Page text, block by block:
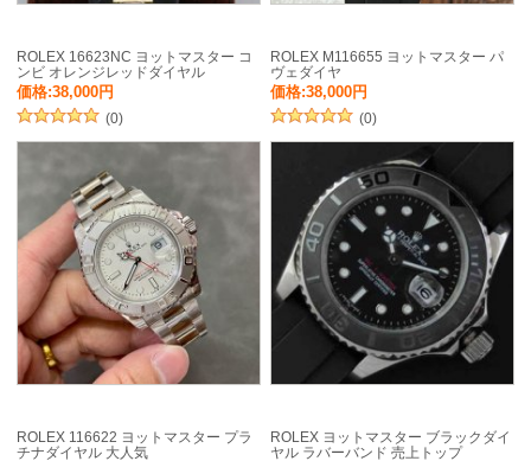
ROLEX 16623NC ヨットマスター コ
ンビ オレンジレッドダイヤル
価格:38,000円
(0)
ROLEX M116655 ヨットマスター パ
ヴェダイヤ
価格:38,000円
(0)
ROLEX 116622 ヨットマスター プラ
チナダイヤル 大人気
ROLEX ヨットマスター ブラックダイ
ヤル ラバーバンド 売上トップ